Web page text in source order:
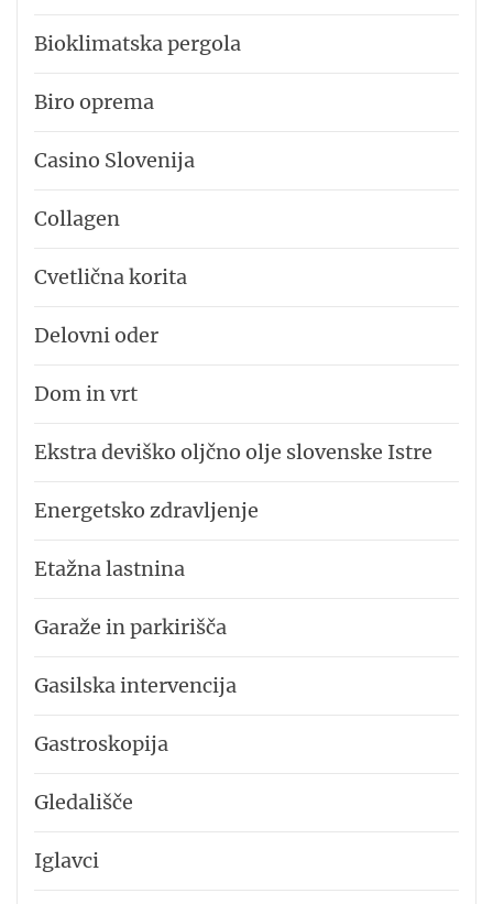
Bioklimatska pergola
Biro oprema
Casino Slovenija
Collagen
Cvetlična korita
Delovni oder
Dom in vrt
Ekstra deviško oljčno olje slovenske Istre
Energetsko zdravljenje
Etažna lastnina
Garaže in parkirišča
Gasilska intervencija
Gastroskopija
Gledališče
Iglavci